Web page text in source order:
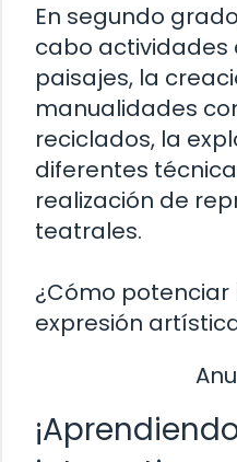
En segundo
cabo actividades
paisajes, la
manualidades
reciclados, la
diferentes
realización de
teatrales.
¿Cómo potenciar
expresión